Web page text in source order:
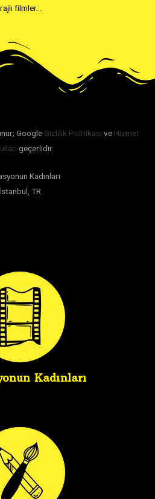
filmler…
Google Gizlilik Politikası ve Hizmet
geçerlidir.
Kadınları
İstanbul, TR
Kadınları